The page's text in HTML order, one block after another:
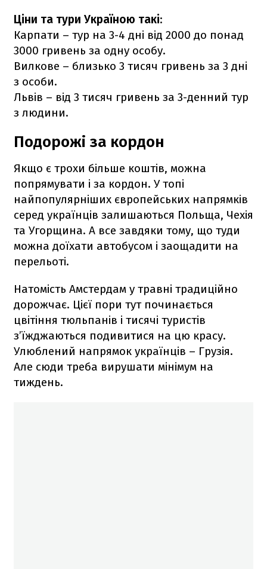
Ціни та тури Україною такі:
Карпати – тур на 3-4 дні від 2000 до понад
3000 гривень за одну особу.
Вилкове – близько 3 тисяч гривень за 3 дні
з особи.
Львів – від 3 тисяч гривень за 3-денний тур
з людини.
Подорожі за кордон
Якщо є трохи більше коштів, можна
попрямувати і за кордон. У топі
найпопулярніших європейських напрямків
серед українців залишаються Польща, Чехія
та Угорщина. А все завдяки тому, що туди
можна доїхати автобусом і заощадити на
перельоті.
Натомість Амстердам у травні традиційно
дорожчає. Цієї пори тут починається
цвітіння тюльпанів і тисячі туристів
з’їжджаються подивитися на цю красу.
Улюблений напрямок українців – Грузія.
Але сюди треба вирушати мінімум на
тиждень.